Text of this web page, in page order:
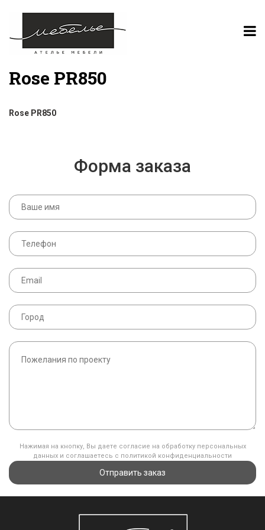
Rose PR850
Rose PR850
Форма заказа
Нажимая на кнопку, Вы даете согласие на обработку персональных
данных и соглашаетесь с политикой конфиденциальности
Отправить заказ